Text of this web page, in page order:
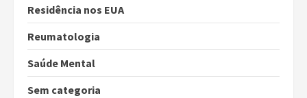
Residência nos EUA
Reumatologia
Saúde Mental
Sem categoria